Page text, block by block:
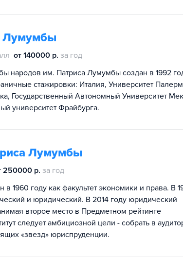
Лумумбы
от 140000 р. за год
народов им. Патриса Лумумбы создан в 1992
стажировки: Италия, Университет
Государственный Автономный Университет
университет Фрайбурга.
Лумумбы
250000 р. за год
году как факультет экономики и права. В
и юридический. В 2014 году юридический
второе место в Предметном рейтинге
следует амбициозной цели - собрать в
«звезд» юриспруденции.